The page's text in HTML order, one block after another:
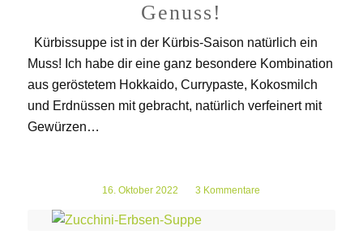
Genuss!
Kürbissuppe ist in der Kürbis-Saison natürlich ein
Muss! Ich habe dir eine ganz besondere Kombination
aus geröstetem Hokkaido, Currypaste, Kokosmilch
und Erdnüssen mit gebracht, natürlich verfeinert mit
Gewürzen…
16. Oktober 2022
/ 3 Kommentare